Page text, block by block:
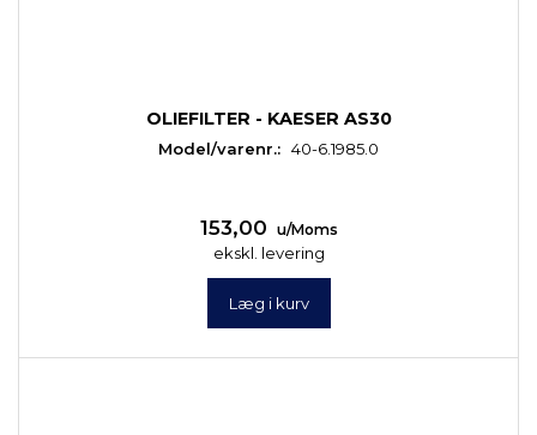
OLIEFILTER - KAESER AS30
Model/varenr.: 40-6.1985.0
153,00 u/Moms
ekskl. levering
Læg i kurv